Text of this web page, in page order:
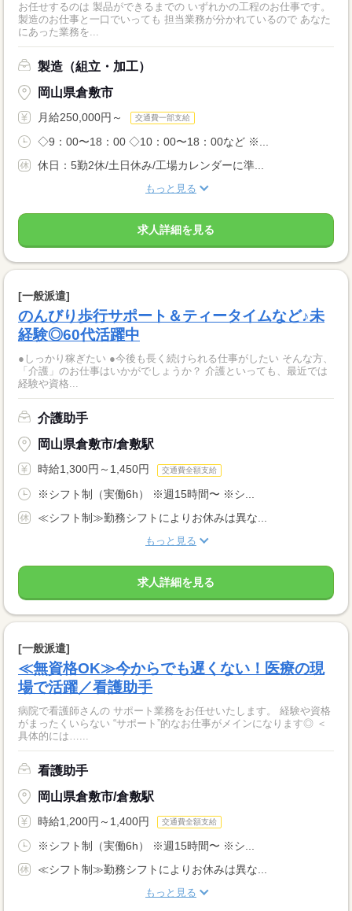
お任せするのは 製品ができるまでの いずれかの工程のお仕事です。
製造のお仕事と一口でいっても 担当業務が分かれているので あなた
にあった業務を...
製造（組立・加工）
岡山県倉敷市
月給250,000円～ 交通費一部支給
◇9：00〜18：00 ◇10：00〜18：00など ※...
休日：5勤2休/土日休み/工場カレンダーに準...
もっと見る
求人詳細を見る
[一般派遣]
のんびり歩行サポート＆ティータイムなど♪未
経験◎60代活躍中
●しっかり稼ぎたい ●今後も長く続けられる仕事がしたい そんな方、
「介護」のお仕事はいかがでしょうか？ 介護といっても、最近では
経験や資格...
介護助手
岡山県倉敷市/倉敷駅
時給1,300円～1,450円 交通費全額支給
※シフト制（実働6h） ※週15時間〜 ※シ...
≪シフト制≫勤務シフトによりお休みは異な...
もっと見る
求人詳細を見る
[一般派遣]
≪無資格OK≫今からでも遅くない！医療の現
場で活躍／看護助手
病院で看護師さんの サポート業務をお任せいたします。 経験や資格
がまったくいらない “サポート”的なお仕事がメインになります◎ ＜
具体的には…...
看護助手
岡山県倉敷市/倉敷駅
時給1,200円～1,400円 交通費全額支給
※シフト制（実働6h） ※週15時間〜 ※シ...
≪シフト制≫勤務シフトによりお休みは異な...
もっと見る